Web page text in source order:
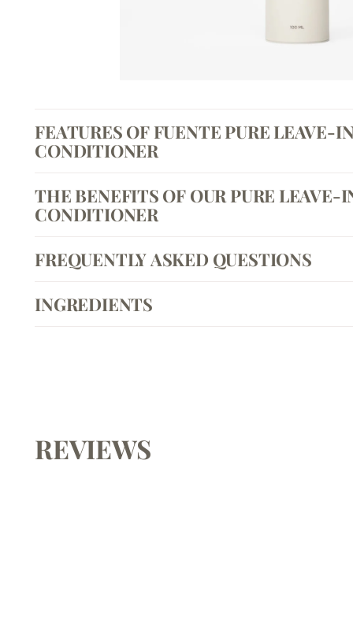
FEATURES OF FUENTE PURE LEAVE-IN
CONDITIONER
THE BENEFITS OF OUR PURE LEAVE-
CONDITIONER
FREQUENTLY ASKED QUESTIONS
INGREDIENTS
REVIEWS